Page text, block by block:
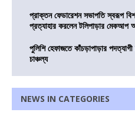
প্রাক্তন ফেডারেশন সভাপতি স্বরূপ
প্রত্যাহার করলেন টলিপাড়ার মেকআপ
পুলিশি হেফাজতে কাঁচড়াপাড়ার
চাঞ্চল্য
NEWS IN CATEGORIES